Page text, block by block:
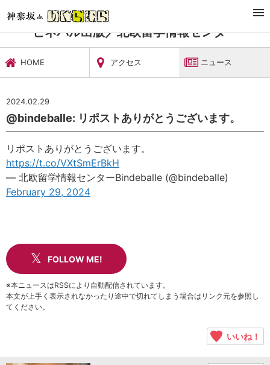
習い事・稽古 ビネバル出版／北欧留学情報センター ニュース
ビネバル出版／北欧留学情報センター
HOME アクセス ニュース
2024.02.29
@bindeballe: リポストありがとうございます。
リポストありがとうございます。
https://t.co/VXtSmErBkH
— 北欧留学情報センターBindeballe (@bindeballe)
February 29, 2024
FOLLOW ME!
※本ニュースはRSSにより自動配信されています。
本文が上手く表示されなかったり途中で切れてしまう場合はリンク元を参照し
てください。
いいね！